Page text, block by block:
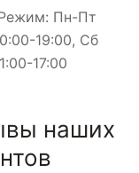
Пн-Пт
19:00, Сб
17:00
наших